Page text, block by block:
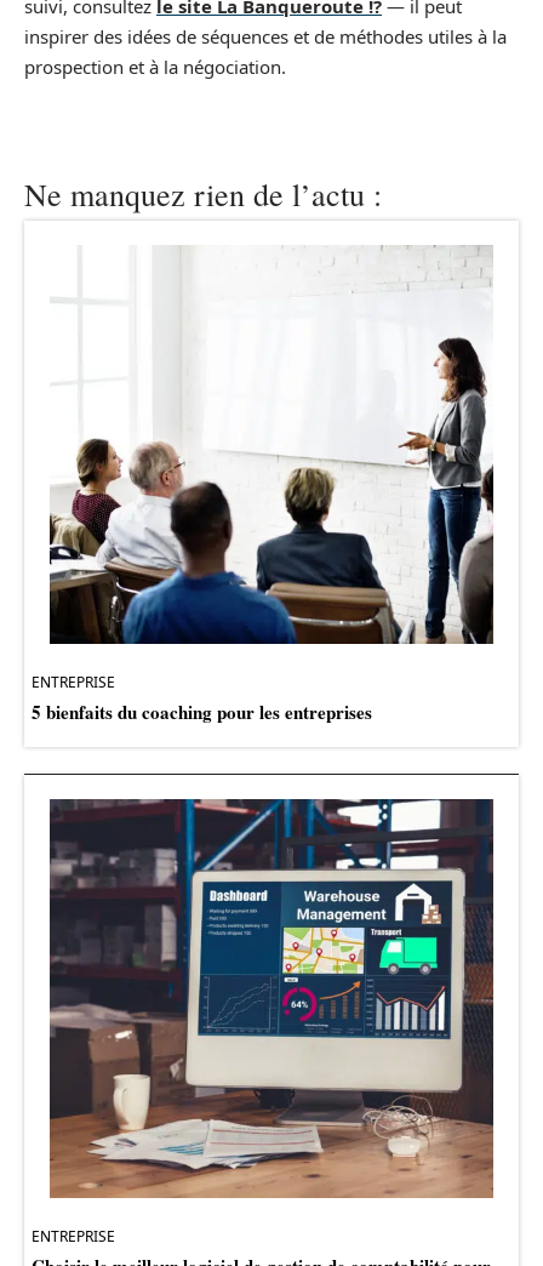
suivi, consultez le site La Banqueroute !? — il peut
inspirer des idées de séquences et de méthodes utiles à la
prospection et à la négociation.
Ne manquez rien de l’actu :
ENTREPRISE
5 bienfaits du coaching pour les entreprises
ENTREPRISE